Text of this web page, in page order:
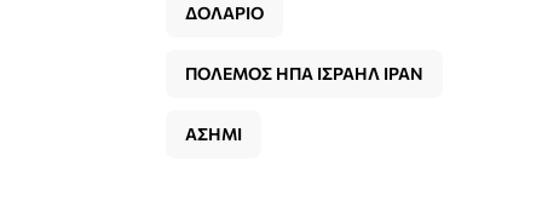
ΔΟΛΑΡΙΟ
ΠΟΛΕΜΟΣ ΗΠΑ ΙΣΡΑΗΛ ΙΡΑΝ
ΑΣΗΜΙ